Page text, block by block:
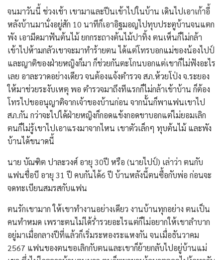
จนมาวันนี้ ช่วงเช้า เขามาและปีนเข้าไปในบ้าน เดินไปเอาเก้าอี้
หลังบ้านมานั่งอยู่สัก 10 นาทีก็เอาอิฐมอญไปทุบประตูบ้านจนแตก
พัง เอามีดมาฟันต้นไม้ ยกกระถางต้นไม้ปาทิ้ง ตนเห็นก็ไม่กล้า
เข้าไปห้ามกลัวเขาจะมาทำร้ายตน ได้แต่โทรบอกแม่ของน้องไปป์
และญาติของฝ่ายหญิงก็มา ก็ช่วยกันตะโกนบอกแต่เขาก็ไม่ฟังอะไร
เลย อาละวาดอย่างเดียว จนต้องแจ้งตำรวจ สภ.ห้วยโป่ง จ.ระยอง
ให้มาช่วยระงับเหตุ พอ ตำรวจมาถึงทีแรกก็ไม่กล้าเข้าบ้าน ก็ต้อง
โทรไปขออนุญาติจากเจ้าของบ้านก่อน จากนั้นก็พาแฟนเขาไป
สภ.กัน กว่าจะไปได้ฝ่ายหญิงก็กอดแข้งกอดขาบอกแต่ไม่ยอมเลิก
ตนก็ไม่รู้เขาไปเอาแรงมาจากไหน เขาตัวเล็กๆ ทุบต้นไม้ และพัง
บ้านได้ขนาดนี้
นาย บัณฑิต ปาละวงศ์ อายุ 30ปี หรือ (นายไปป์) เล่าว่า ตนกับ
แฟนชื่อบี อายุ 31 ปี คบกันได้6 ปี บ้านหลังนี้ตนซื้อกับพ่อ ก่อนจะ
จดทะเบียนสมรสกับแฟน
ตนรักเขามาก ให้เขาทำงานอย่างเดียว งานบ้านทุกอย่าง ตนเป็น
คนทำหมด เพราะตนไม่ได้ร่ำรวยอะไรแต่ก็ไม่อยากให้เขาลำบาก
อยู่มาเมื่อกลางปีที่แล้วก็เริ่มระหองระแหงกัน จนเมื่อธันวาคม
2567 แฟนของตนขอเลิกกับตนและเขาก็ย้ายกลับไปอยู่บ้านแม่